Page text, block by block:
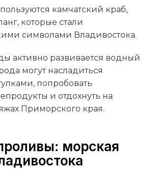
камчатский краб,
которые стали
символами Владивостока.
активно развивается водный
могут насладиться
попробовать
и отдохнуть на
Приморского края.
морская